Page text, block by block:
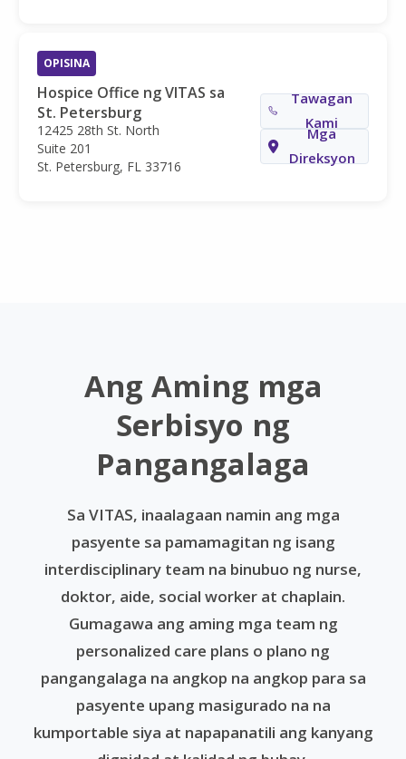
OPISINA
Hospice Office ng VITAS sa
St. Petersburg
12425 28th St. North
Suite 201
St. Petersburg, FL 33716
Tawagan
Kami
Mga
Direksyon
Ang Aming mga
Serbisyo ng
Pangangalaga
Sa VITAS, inaalagaan namin ang mga
pasyente sa pamamagitan ng isang
interdisciplinary team na binubuo ng nurse,
doktor, aide, social worker at chaplain.
Gumagawa ang aming mga team ng
personalized care plans o plano ng
pangangalaga na angkop na angkop para sa
pasyente upang masigurado na na
kumportable siya at napapanatili ang kanyang